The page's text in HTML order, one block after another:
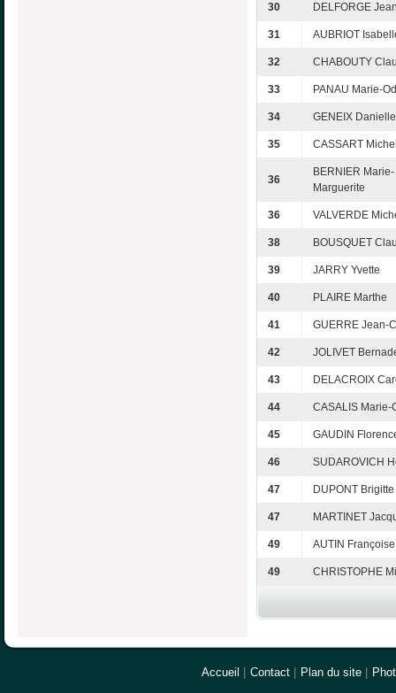
30 DELFORGE
31 AUBRIOT
32 CHABOUTY
33 PANAU Marie-
34 GENEIX Danielle
35 CASSART
36
BERNIER Marie-
Marguerite
36 VALVERDE
38 BOUSQUET
39 JARRY Yvette
40 PLAIRE Marthe
41 GUERRE Jean-
42 JOLIVET
43 DELACROIX
44 CASALIS Marie-
45 GAUDIN
46 SUDAROVICH
47 DUPONT Brigitte
47 MARTINET
49 AUTIN Françoise
49 CHRISTOPHE
Accueil Contact Plan du site